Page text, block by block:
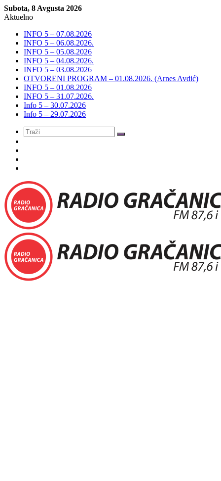
Subota, 8 Avgusta 2026
Aktuelno
INFO 5 – 07.08.2026
INFO 5 – 06.08.2026.
INFO 5 – 05.08.2026
INFO 5 – 04.08.2026.
INFO 5 – 03.08.2026
OTVORENI PROGRAM – 01.08.2026. (Arnes Avdić)
INFO 5 – 01.08.2026
INFO 5 – 31.07.2026.
Info 5 – 30.07.2026
Info 5 – 29.07.2026
Meni